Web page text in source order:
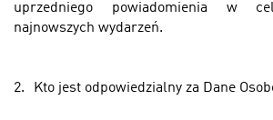
uprzedniego powiadomienia w
najnowszych wydarzeń.
2. Kto jest odpowiedzialny za Dane